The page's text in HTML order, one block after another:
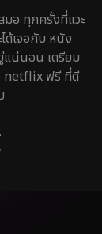
มอ ทุกครั้งที่แวะ
ด้เจอกับ หนัง
แน่นอน เตรียม
netflix ฟรี ที่ดี